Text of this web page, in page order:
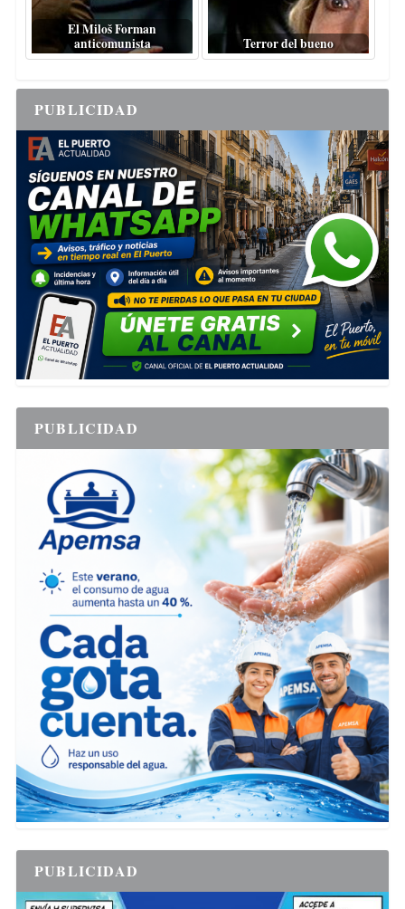
El Miloš Forman
anticomunista
Terror del bueno
PUBLICIDAD
PUBLICIDAD
PUBLICIDAD